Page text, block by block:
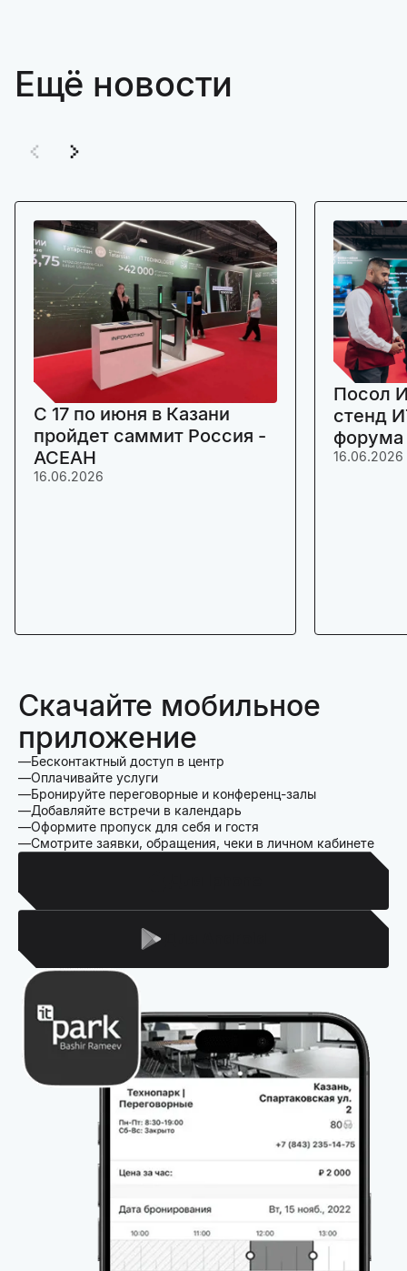
Ещё новости
C 17 по июня в Казани
пройдет саммит Россия -
АСЕАН
16.06.2026
Посол
стенд
16.06.2026
Скачайте мобильное
приложение
Бесконтактный доступ в центр
Оплачивайте услуги
Бронируйте переговорные и конференц-залы
Добавляйте встречи в календарь
Оформите пропуск для себя и гостя
Смотрите заявки, обращения, чеки в личном кабинете